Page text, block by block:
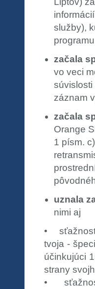
služby),
programu
začala
vo veci
súvislosti
záznam
začala
Orange
1 písm.
uznala
nimi aj
• sťažnosť
tvoja -
účinkujúci
strany
•